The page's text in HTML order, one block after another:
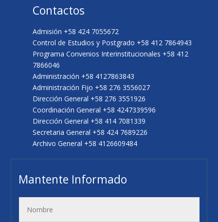
Contactos
Admisión +58 424 7055672
Control de Estudios y Postgrado +58 412 7864943
Programa Convenios Interinstitucionales +58 412
7866046
Administración +58 4127863843
Administración Fijo +58 276 3556027
Dirección General +58 276 3551926
Coordinación General +58 4247339596
Dirección General +58 414 7081339
Secretaria General +58 424 7689226
Archivo General +58 4126609484
Mantente Informado